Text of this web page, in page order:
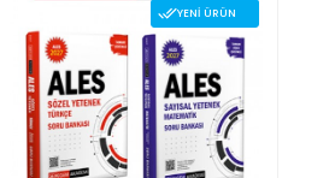
YENI ÜRÜN